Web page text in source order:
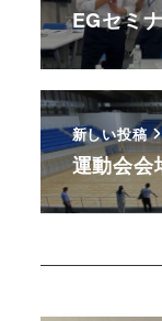
EGセミ
新しい投稿
運動会会